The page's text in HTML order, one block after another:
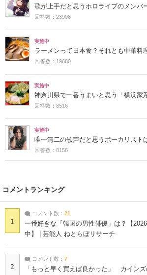
歌が上手だと思うホロライブのメンバ
回答数：23906
実施中
ラーメンって日本食？それとも中華料
回答数：19680
実施中
神奈川県で一番うまいと思う「横浜家
回答数：8516
実施中
唯一無二の歌声だと思うボーカリスト
回答数：8158
コメントランキング
1
コメント数： 21
一番好きな「韓国の男性俳優」は？【
中】 | 芸能人 ねとらぼリサーチ
2
コメント数： 7
「もっと早く買えば良かった」 カインズ